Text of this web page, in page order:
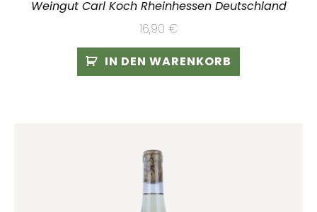
Weingut Carl Koch Rheinhessen Deutschland
16,90 €
IN DEN WARENKORB